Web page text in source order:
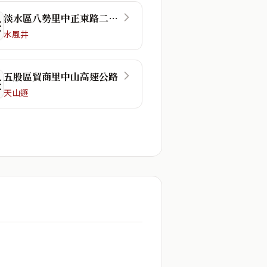
淡水區八勢里中正東路二段48巷
水風井
五股區貿商里中山高速公路
天山遯